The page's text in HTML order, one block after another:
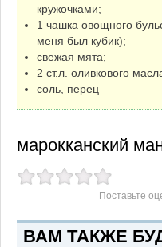
кружочками;
1 чашка овощного
меня был кубик);
свежая мята;
2 ст.л. оливкового
соль, перец
марокканский
Поставьте
ВАМ ТАКЖЕ